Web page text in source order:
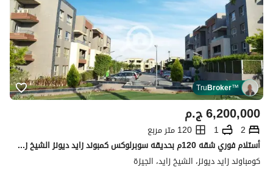
TruBroker™
ج.م6,200,000
2
1
120 متر مربع
أستلام فوري شقه 120م بحديقه سوبرلوكس كمبوند زايد ديونز الشيخ زايد
كومباوند زايد ديونز، الشيخ زايد، الجيزة